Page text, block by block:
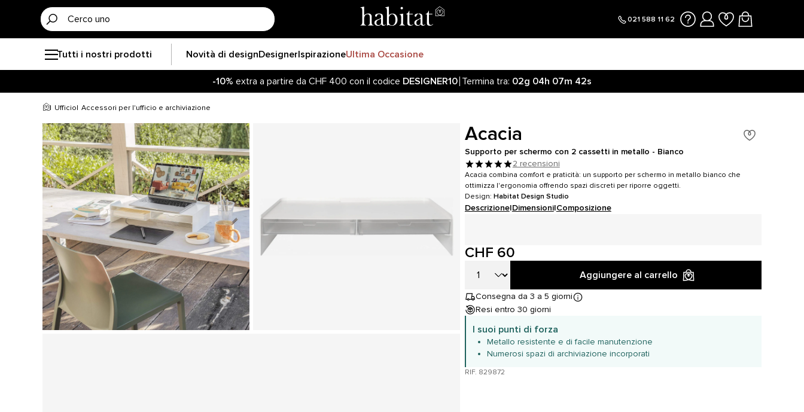
021 588 11 62
Tutti i nostri prodotti Novità di designDesignerIspirazioneUltima Occasione
-10%extra a partire da CHF 400 con il codiceDESIGNER10 Termina tra:02g 04h 07m 41s
Resta aggiornato sulla riapertura delle vendite online sul nostro sito! Clicca qui
Ufficio Accessori per l'ufficio e archiviazione
Acacia
Supporto per schermo con 2 cassetti in metallo - Bianco
2 recensioni
Acacia combina comfort e praticità: un supporto per schermo in metallo bianco che
ottimizza l'ergonomia offrendo spazi discreti per riporre oggetti.
Design: Habitat Design Studio
Descrizione|Dimensioni|Composizione
CHF 60
Aggiungere al carrello
Consegna da 3 a 5 giorni
Resi entro 30 giorni
I suoi punti di forza
Metallo resistente e di facile manutenzione
Numerosi spazi di archiviazione incorporati
RIF. 829872